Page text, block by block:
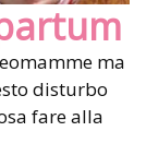
ma
disturbo
fare alla